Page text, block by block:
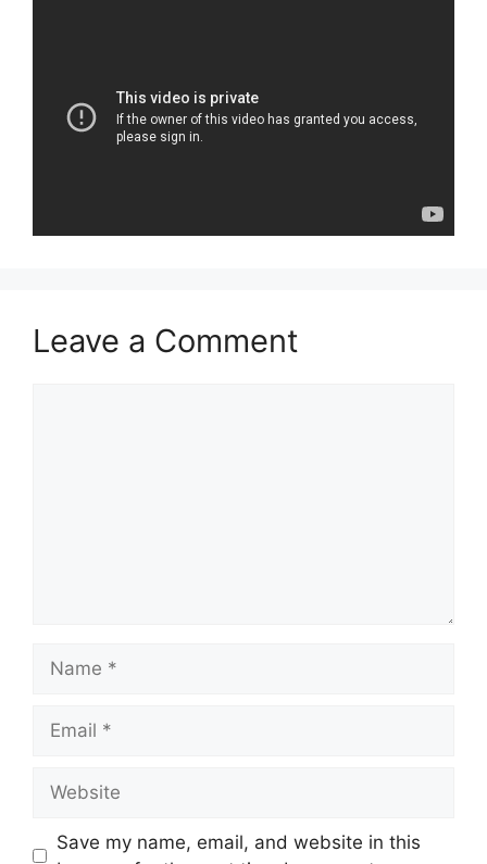
Leave a Comment
Save my name, email, and website in this